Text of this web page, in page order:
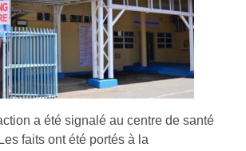
a été signalé au centre de santé
faits ont été portés à la